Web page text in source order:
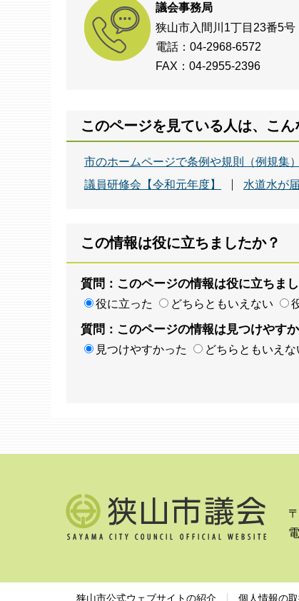
議会事務局
狭山市入間川1丁目23番5号
電話：04-2968-6572
FAX：04-2955-2396
このページを見ている人は、こ
市のホームページで条例や規則（例規集
議員研修会【令和元年度】
水道水が
この情報は役に立ちましたか？
質問：このページの情報は役に立ちま
役に立った どちらともいえない
質問：このページの情報は見つけやす
見つけやすかった どちらともいえな
狭山市公式ウェブサイトの紹介 個人情報の